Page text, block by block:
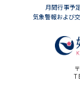
月間行事予
気象警報および